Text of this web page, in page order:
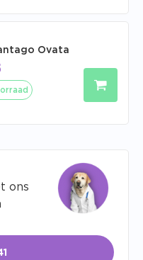
Ovata
ons